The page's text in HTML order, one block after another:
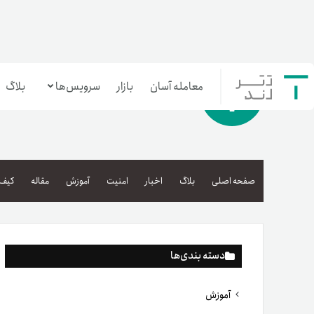
معامله آسان بازار سرویس‌ها
بازار تترلند
سرمایه‌گذاری آسان
بلاگ
صفحه اصلی بلاگ اخبار امنیت آموزش مقاله
دسته بندی‌ها
آموزش